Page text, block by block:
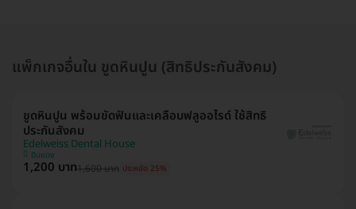
แพ็กเกจอื่นใน ขูดหินปูน (สิทธิประกันสังคม)
ขูดหินปูน พร้อมขัดฟันและเคลือบฟลูออไรด์ ใช้สิทธิ
ประกันสังคม
Edelweiss Dental House
ดินแดง
1,200 บาท1,600 บาท ประหยัด 25%